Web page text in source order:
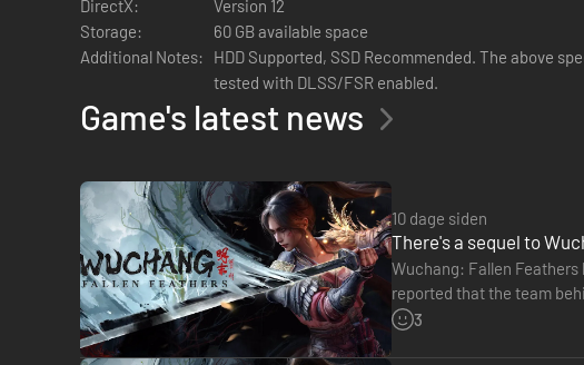
Spil som Wuchang, en dygtig piratkriger der er ramt af
dybderne af Shu, forbedr dit arsenal og mestr nye færdigheder som
finder på din actionfyldte rejse. Forstærk våbnene i dit arsenal med
DirectX:
Version 12
Storage:
60 GB available space
Additional Notes:
HDD Supported, SSD Recommended. The above
tested with DLSS/FSR enabled.
Game's latest news
10 dage siden
There's a sequel to
Wuchang: Fallen
reported that the team behind the game had been disbanded.
announced that…
3